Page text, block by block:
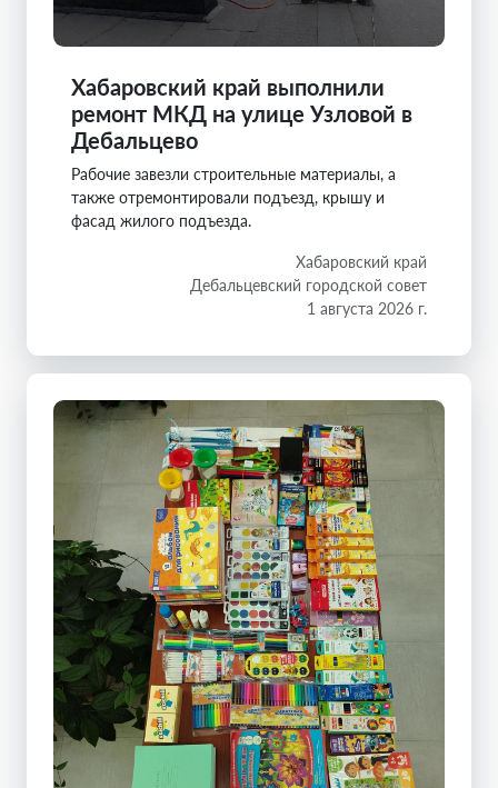
Хабаровский край выполнили
ремонт МКД на улице Узловой в
Дебальцево
Рабочие завезли строительные материалы, а
также отремонтировали подъезд, крышу и
фасад жилого подъезда.
Хабаровский край
Дебальцевский городской совет
1 августа 2026 г.